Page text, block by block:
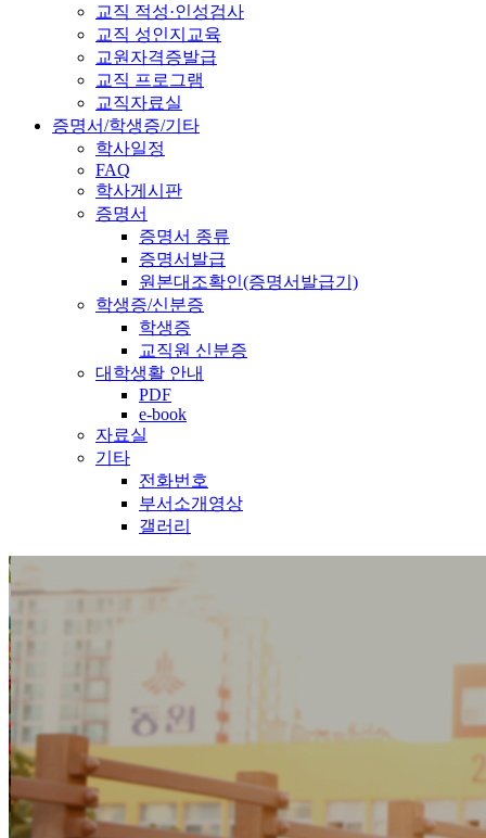
교직 적성·인성검사
교직 성인지교육
교원자격증발급
교직 프로그램
교직자료실
증명서/학생증/기타
학사일정
FAQ
학사게시판
증명서
증명서 종류
증명서발급
원본대조확인(증명서발급기)
학생증/신분증
학생증
교직원 신분증
대학생활 안내
PDF
e-book
자료실
기타
전화번호
부서소개영상
갤러리